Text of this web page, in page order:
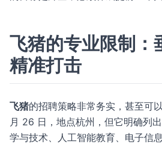
飞猪的专业限制：
精准打击
飞猪的招聘策略非常务实，甚至可
月 26 日，地点杭州，但它明确列
学与技术、人工智能教育、电子信息